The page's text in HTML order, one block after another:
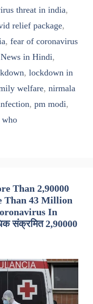
threat in india,
relief package,
, fear of coronavirus
in Hindi,
, lockdown in
welfare, nirmala
, pm modi,
who
Than 2,90000
Than 43 Million
In
संक्रमित 2,90000